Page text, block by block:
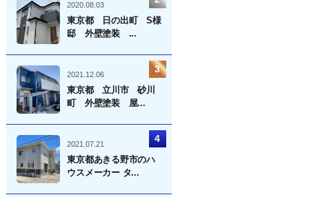
2020.08.03
東京都 日の出町 S様
邸 外壁塗装 ...
2021.12.06
東京都 立川市 砂川
町 外壁塗装 屋...
2021.07.21
東京都あきる野市のハ
ウスメーカー タ...